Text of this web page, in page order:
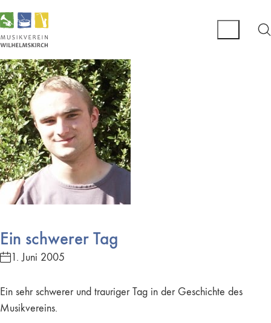
Ein schwerer Tag
1. Juni 2005
Ein sehr schwerer und trauriger Tag in der Geschichte des
Musikvereins.